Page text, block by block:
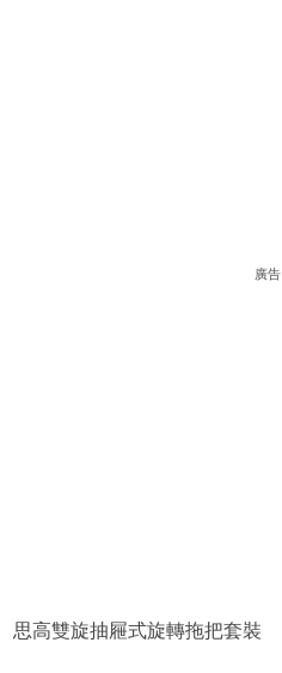
廣告
思高雙旋抽屜式旋轉拖把套裝